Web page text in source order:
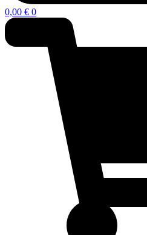
0,00 € 0